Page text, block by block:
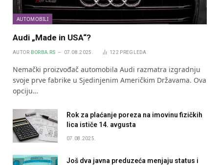
AUTOMOBILI
Audi „Made in USA“?
AUTOR BORBA.RS 07.08.2025. 122 PREGLEDA
Nemački proizvođač automobila Audi razmatra izgradnju
svoje prve fabrike u Sjedinjenim Američkim Državama. Ova
opciju…
Rok za plaćanje poreza na imovinu fizičkih
lica ističe 14. avgusta
07.08.2025.
Još dva javna preduzeća menjaju status i